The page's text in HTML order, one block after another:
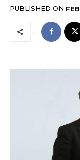
PUBLISHED ON